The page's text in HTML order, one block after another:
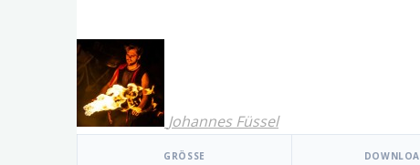
Johannes Füssel
[video_player_1200x800]
GRÖSSE